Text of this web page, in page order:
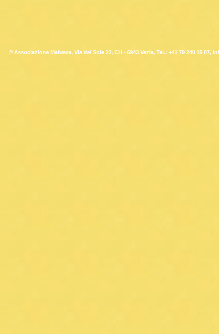
© Associazione Mabawa, Via del Sole 22, CH - 6943 Vezia, Tel.: +41 79 240 15 07,